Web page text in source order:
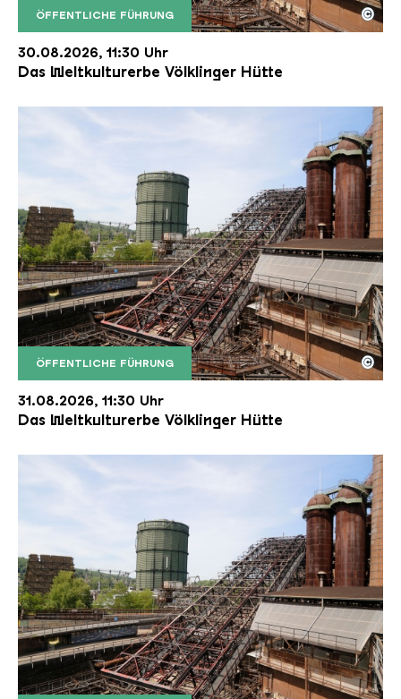
ÖFFENTLICHE FÜHRUNG
Der Erzschrägaufzug der Völklinger Hütte mit
Copyright: Weltkulturerbe Völklinger Hütte | Karl
©
30.08.2026, 11:30 Uhr
Das Weltkulturerbe Völklinger Hütte
ÖFFENTLICHE FÜHRUNG
Der Erzschrägaufzug der Völklinger Hütte mit
Copyright: Weltkulturerbe Völklinger Hütte | Karl
©
31.08.2026, 11:30 Uhr
Das Weltkulturerbe Völklinger Hütte